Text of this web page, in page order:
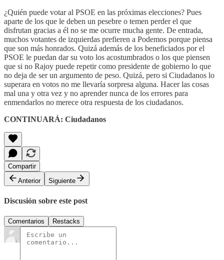
¿Quién puede votar al PSOE en las próximas elecciones? Pues
aparte de los que le deben un pesebre o temen perder el que
disfrutan gracias a él no se me ocurre mucha gente. De entrada,
muchos votantes de izquierdas prefieren a Podemos porque piensa
que son más honrados. Quizá además de los beneficiados por el
PSOE le puedan dar su voto los acostumbrados o los que piensen
que si no Rajoy puede repetir como presidente de gobierno lo que
no deja de ser un argumento de peso. Quizá, pero si Ciudadanos lo
superara en votos no me llevaría sorpresa alguna. Hacer las cosas
mal una y otra vez y no aprender nunca de los errores para
enmendarlos no merece otra respuesta de los ciudadanos.
CONTINUARÁ: Ciudadanos
Compartir
Anterior
Siguiente
Discusión sobre este post
Comentarios Restacks